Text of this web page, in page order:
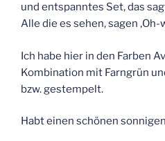
und entspanntes Set, das
Alle die es sehen, sagen ‚Oh-
Ich habe hier in den Farben
Kombination mit Farngrün
bzw. gestempelt.
Habt einen schönen